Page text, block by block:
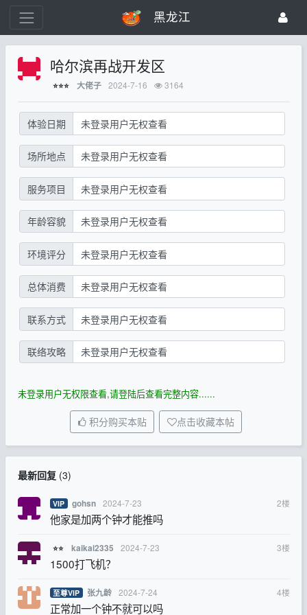
黑龙江
哈尔滨再战开发区
⭐⭐⭐ 大佬子 2024-7-16 3164
体验日期 未登录用户无权查看
场所地点 未登录用户无权查看
服务项目 未登录用户无权查看
年龄容貌 未登录用户无权查看
环境评分 未登录用户无权查看
总体消费 未登录用户无权查看
联系方式 未登录用户无权查看
联络攻略 未登录用户无权查看
未登录用户无权限查看,请登陆后查看完整内容......
积分购买本贴 点击收藏本帖
最新回复(3)
VIP gohsn 2024-7-23 2楼
他家是加两个钟才能推吗
⭐⭐ kaikai2335 2024-7-23 3楼
1500打飞机？
至尊VIP 张九龄 2024-7-24 4楼
正常加一个钟不就可以吗